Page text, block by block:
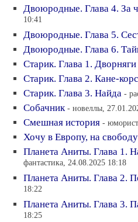
Двоюродные. Глава 4. За
10:41
Двоюродные. Глава 5.
Двоюродные. Глава 6.
Старик. Глава 1. Дворняги
Старик. Глава 2. Кане-
Старик. Глава 3. Найда -
Собачник - новеллы,
Смешная история -
Хочу в Европу, на свободу
Планета Аниты. Глава 1.
фантастика, 24.08.2025 18:18
Планета Аниты. Глава 2.
18:22
Планета Аниты. Глава 3.
18:25